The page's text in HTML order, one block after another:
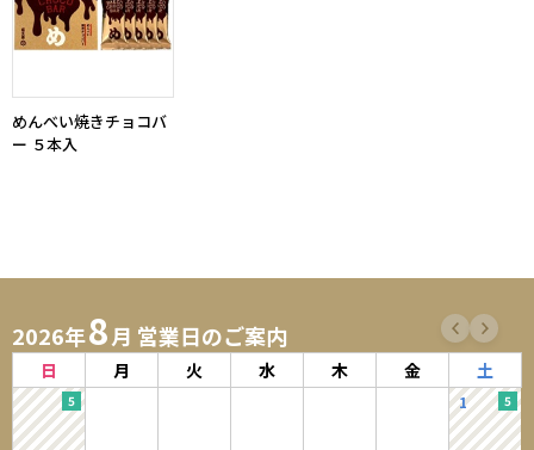
めんべい焼きチョコバ
ー ５本入
2026年8月 営業日のご案内
日 月 火 水 木 金 土
1